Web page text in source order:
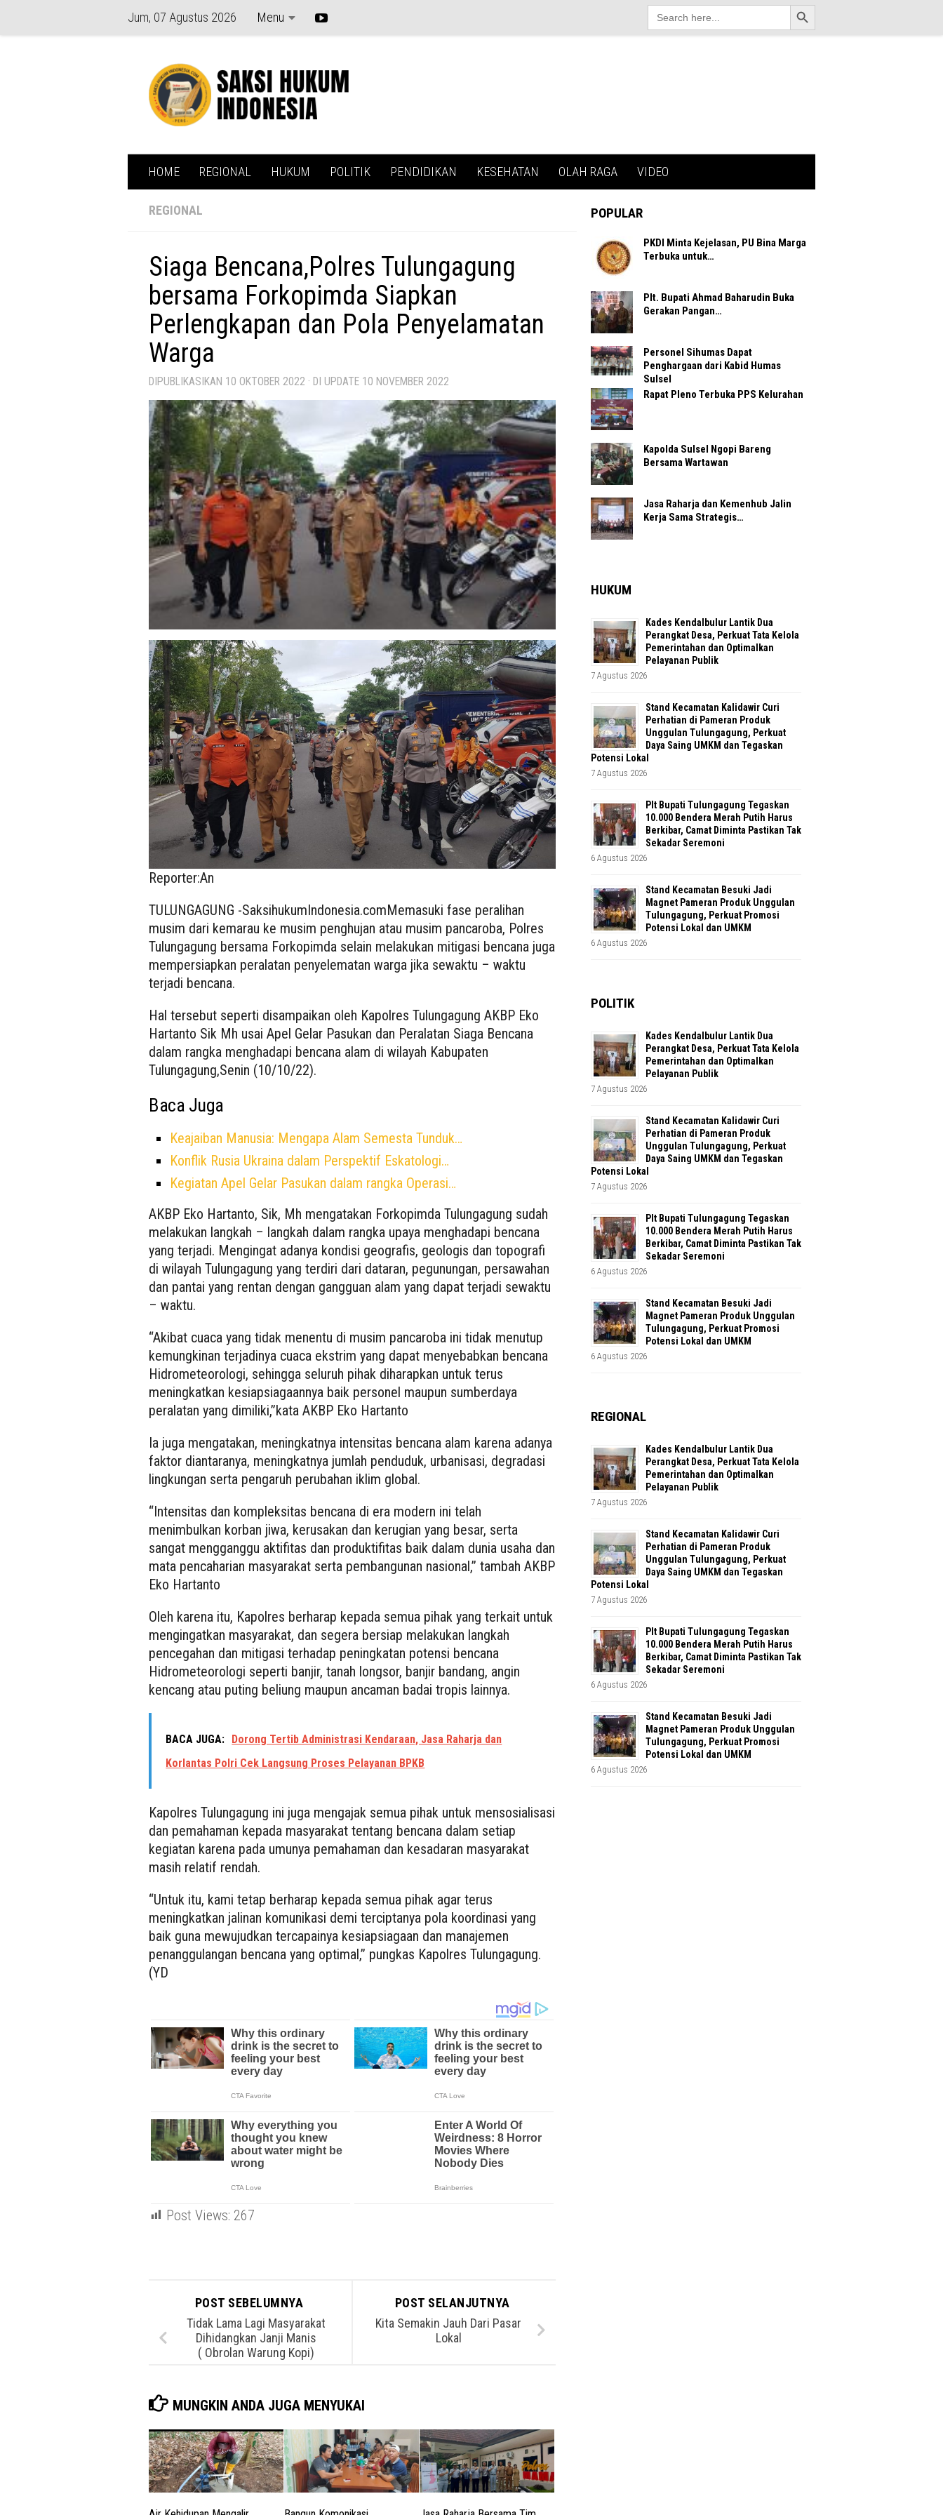
Jum, 07 Agustus 2026 Menu
Search
for:
Search Button
HOME REGIONAL HUKUM POLITIK PENDIDIKAN KESEHATAN OLAH RAGA VIDEO
REGIONAL
Siaga Bencana,Polres Tulungagung
bersama Forkopimda Siapkan
Perlengkapan dan Pola Penyelamatan
Warga
DIPUBLIKASIKAN 10 OKTOBER 2022 · DI UPDATE 10 NOVEMBER 2022
Reporter:An
TULUNGAGUNG -SaksihukumIndonesia.comMemasuki fase peralihan
musim dari kemarau ke musim penghujan atau musim pancaroba, Polres
Tulungagung bersama Forkopimda selain melakukan mitigasi bencana juga
mempersiapkan peralatan penyelematan warga jika sewaktu – waktu
terjadi bencana.
Hal tersebut seperti disampaikan oleh Kapolres Tulungagung AKBP Eko
Hartanto Sik Mh usai Apel Gelar Pasukan dan Peralatan Siaga Bencana
dalam rangka menghadapi bencana alam di wilayah Kabupaten
Tulungagung,Senin (10/10/22).
Baca Juga
Keajaiban Manusia: Mengapa Alam Semesta Tunduk…
Konflik Rusia Ukraina dalam Perspektif Eskatologi…
Kegiatan Apel Gelar Pasukan dalam rangka Operasi…
AKBP Eko Hartanto, Sik, Mh mengatakan Forkopimda Tulungagung sudah
melakukan langkah – langkah dalam rangka upaya menghadapi bencana
yang terjadi. Mengingat adanya kondisi geografis, geologis dan topografi
di wilayah Tulungagung yang terdiri dari dataran, pegunungan, persawahan
dan pantai yang rentan dengan gangguan alam yang dapat terjadi sewaktu
– waktu.
“Akibat cuaca yang tidak menentu di musim pancaroba ini tidak menutup
kemungkinan terjadinya cuaca ekstrim yang dapat menyebabkan bencana
Hidrometeorologi, sehingga seluruh pihak diharapkan untuk terus
meningkatkan kesiapsiagaannya baik personel maupun sumberdaya
peralatan yang dimiliki,”kata AKBP Eko Hartanto
Ia juga mengatakan, meningkatnya intensitas bencana alam karena adanya
faktor diantaranya, meningkatnya jumlah penduduk, urbanisasi, degradasi
lingkungan serta pengaruh perubahan iklim global.
“Intensitas dan kompleksitas bencana di era modern ini telah
menimbulkan korban jiwa, kerusakan dan kerugian yang besar, serta
sangat mengganggu aktifitas dan produktifitas baik dalam dunia usaha dan
mata pencaharian masyarakat serta pembangunan nasional,” tambah AKBP
Eko Hartanto
Oleh karena itu, Kapolres berharap kepada semua pihak yang terkait untuk
mengingatkan masyarakat, dan segera bersiap melakukan langkah
pencegahan dan mitigasi terhadap peningkatan potensi bencana
Hidrometeorologi seperti banjir, tanah longsor, banjir bandang, angin
kencang atau puting beliung maupun ancaman badai tropis lainnya.
BACA JUGA: Dorong Tertib Administrasi Kendaraan, Jasa Raharja dan
Korlantas Polri Cek Langsung Proses Pelayanan BPKB
Kapolres Tulungagung ini juga mengajak semua pihak untuk mensosialisasi
dan pemahaman kepada masyarakat tentang bencana dalam setiap
kegiatan karena pada umunya pemahaman dan kesadaran masyarakat
masih relatif rendah.
“Untuk itu, kami tetap berharap kepada semua pihak agar terus
meningkatkan jalinan komunikasi demi terciptanya pola koordinasi yang
baik guna mewujudkan tercapainya kesiapsiagaan dan manajemen
penanggulangan bencana yang optimal,” pungkas Kapolres Tulungagung.
(YD
Post Views: 267
POST SELANJUTNYA
Kita Semakin Jauh Dari Pasar
Lokal
POST SEBELUMNYA
Tidak Lama Lagi Masyarakat
Dihidangkan Janji Manis
( Obrolan Warung Kopi)
MUNGKIN ANDA JUGA MENYUKAI
POPULAR
PKDI Minta Kejelasan, PU Bina Marga
Terbuka untuk…
Plt. Bupati Ahmad Baharudin Buka
Gerakan Pangan…
Personel Sihumas Dapat
Penghargaan dari Kabid Humas
Sulsel
Rapat Pleno Terbuka PPS Kelurahan
Kapolda Sulsel Ngopi Bareng
Bersama Wartawan
Jasa Raharja dan Kemenhub Jalin
Kerja Sama Strategis…
HUKUM
Kades Kendalbulur Lantik Dua
Perangkat Desa, Perkuat Tata Kelola
Pemerintahan dan Optimalkan
Pelayanan Publik
7 Agustus 2026
Stand Kecamatan Kalidawir Curi
Perhatian di Pameran Produk
Unggulan Tulungagung, Perkuat
Daya Saing UMKM dan Tegaskan
Potensi Lokal
7 Agustus 2026
Plt Bupati Tulungagung Tegaskan
10.000 Bendera Merah Putih Harus
Berkibar, Camat Diminta Pastikan Tak
Sekadar Seremoni
6 Agustus 2026
Stand Kecamatan Besuki Jadi
Magnet Pameran Produk Unggulan
Tulungagung, Perkuat Promosi
Potensi Lokal dan UMKM
6 Agustus 2026
POLITIK
Kades Kendalbulur Lantik Dua
Perangkat Desa, Perkuat Tata Kelola
Pemerintahan dan Optimalkan
Pelayanan Publik
7 Agustus 2026
Stand Kecamatan Kalidawir Curi
Perhatian di Pameran Produk
Unggulan Tulungagung, Perkuat
Daya Saing UMKM dan Tegaskan
Potensi Lokal
7 Agustus 2026
Plt Bupati Tulungagung Tegaskan
10.000 Bendera Merah Putih Harus
Berkibar, Camat Diminta Pastikan Tak
Sekadar Seremoni
6 Agustus 2026
Stand Kecamatan Besuki Jadi
Magnet Pameran Produk Unggulan
Tulungagung, Perkuat Promosi
Potensi Lokal dan UMKM
6 Agustus 2026
REGIONAL
Kades Kendalbulur Lantik Dua
Perangkat Desa, Perkuat Tata Kelola
Pemerintahan dan Optimalkan
Pelayanan Publik
7 Agustus 2026
Stand Kecamatan Kalidawir Curi
Perhatian di Pameran Produk
Unggulan Tulungagung, Perkuat
Daya Saing UMKM dan Tegaskan
Potensi Lokal
7 Agustus 2026
Plt Bupati Tulungagung Tegaskan
10.000 Bendera Merah Putih Harus
Berkibar, Camat Diminta Pastikan Tak
Sekadar Seremoni
6 Agustus 2026
Stand Kecamatan Besuki Jadi
Magnet Pameran Produk Unggulan
Tulungagung, Perkuat Promosi
Potensi Lokal dan UMKM
6 Agustus 2026